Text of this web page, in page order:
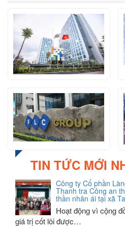
TIN TỨC MỚI
Công ty Cổ phần
Thanh tra Công an
thần nhân ái tại xã
Hoạt động vì cộng
giá trị cốt lõi được…